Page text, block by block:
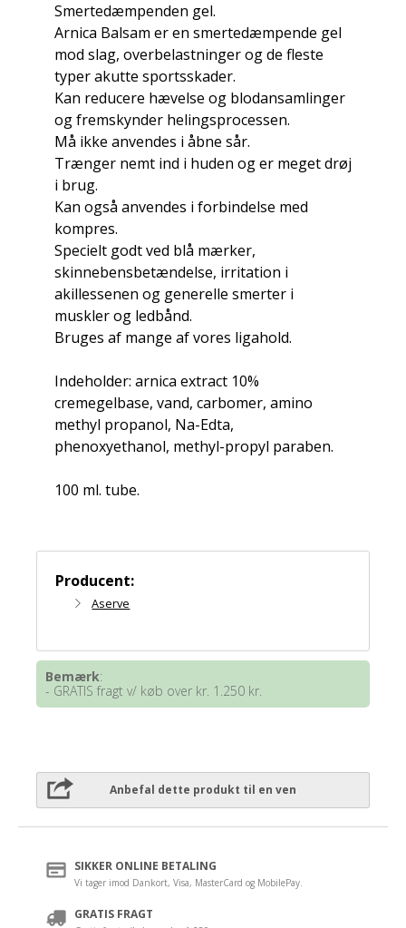
Smertedæmpenden gel.
Arnica Balsam er en smertedæmpende gel
mod slag, overbelastninger og de fleste
typer akutte sportsskader.
Kan reducere hævelse og blodansamlinger
og fremskynder helingsprocessen.
Må ikke anvendes i åbne sår.
Trænger nemt ind i huden og er meget drøj
i brug.
Kan også anvendes i forbindelse med
kompres.
Specielt godt ved blå mærker,
skinnebensbetændelse, irritation i
akillessenen og generelle smerter i
muskler og ledbånd.
Bruges af mange af vores ligahold.
Indeholder: arnica extract 10%
cremegelbase, vand, carbomer, amino
methyl propanol, Na-Edta,
phenoxyethanol, methyl-propyl paraben.
100 ml. tube.
Producent:
Aserve
Bemærk:
- GRATIS fragt v/ køb over kr. 1.250 kr.
Anbefal dette produkt til en ven
SIKKER ONLINE BETALING
Vi tager imod Dankort, Visa, MasterCard og MobilePay.
GRATIS FRAGT